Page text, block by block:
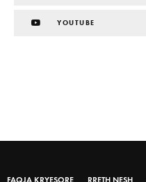
YOUTUBE
FAQJA KRYESORE RRETH NESH